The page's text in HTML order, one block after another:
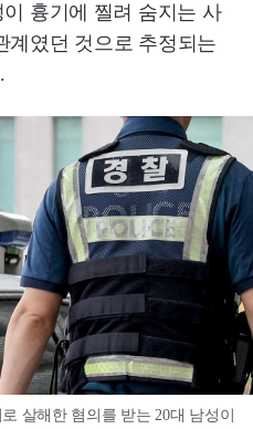
흉기에 찔려 숨지는 사
계였던 것으로 추정되는
살해한 혐의를 받는 20대 남성이